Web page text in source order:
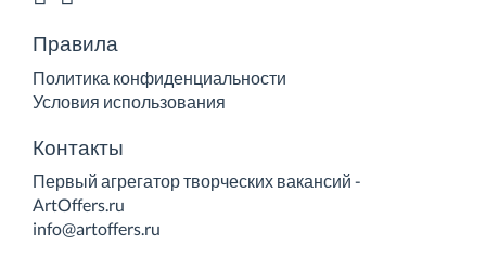
Правила
Политика конфиденциальности
Условия использования
Контакты
Первый агрегатор творческих вакансий -
ArtOffers.ru
info@artoffers.ru